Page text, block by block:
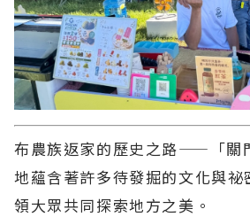
布農族返家的歷史之路——「關
地蘊含著許多待發掘的文化與祕
領大眾共同探索地方之美。